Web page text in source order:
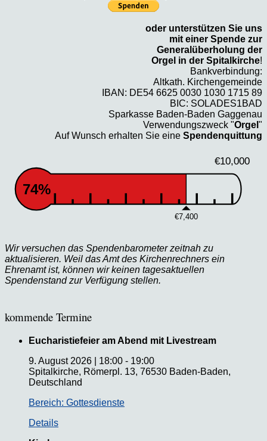
oder unterstützen Sie uns
mit einer Spende zur
Generalüberholung der
Orgel in der Spitalkirche!
Bankverbindung:
Altkath. Kirchengemeinde
IBAN: DE54 6625 0030 1030 1715 89
BIC: SOLADES1BAD
Sparkasse Baden-Baden Gaggenau
Verwendungszweck "Orgel "
Auf Wunsch erhalten Sie eine Spendenquittung
€10,000
€7,400
74%
Wir versuchen das Spendenbarometer zeitnah zu
aktualisieren. Weil das Amt des Kirchenrechners ein
Ehrenamt ist, können wir keinen tagesaktuellen
Spendenstand zur Verfügung stellen.
kommende Termine
Eucharistiefeier am Abend mit Livestream
9. August 2026
18:00 - 19:00
Spitalkirche, Römerpl. 13, 76530 Baden-Baden,
Deutschland
Bereich: Gottesdienste
Details